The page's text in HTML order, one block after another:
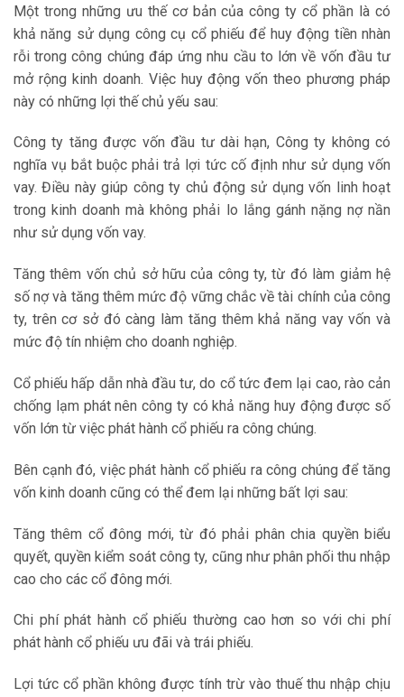
Một trong những ưu thế cơ bản của công ty cổ phần là có
khả năng sử dụng công cụ cổ phiếu để huy động tiền nhàn
rỗi trong công chúng đáp ứng nhu cầu to lớn về vốn đầu tư
mở rộng kinh doanh. Việc huy động vốn theo phương pháp
này có những lợi thế chủ yếu sau:
Công ty tăng được vốn đầu tư dài hạn, Công ty không có
nghĩa vụ bắt buộc phải trả lợi tức cố định như sử dụng vốn
vay. Điều này giúp công ty chủ động sử dụng vốn linh hoạt
trong kinh doanh mà không phải lo lắng gánh nặng nợ nần
như sử dụng vốn vay.
Tăng thêm vốn chủ sở hữu của công ty, từ đó làm giảm hệ
số nợ và tăng thêm mức độ vững chắc về tài chính của công
ty, trên cơ sở đó càng làm tăng thêm khả năng vay vốn và
mức độ tín nhiệm cho doanh nghiệp.
Cổ phiếu hấp dẫn nhà đầu tư, do cổ tức đem lại cao, rào cản
chống lạm phát nên công ty có khả năng huy động được số
vốn lớn từ việc phát hành cổ phiếu ra công chúng.
Bên cạnh đó, việc phát hành cổ phiếu ra công chúng để tăng
vốn kinh doanh cũng có thể đem lại những bất lợi sau:
Tăng thêm cổ đông mới, từ đó phải phân chia quyền biểu
quyết, quyền kiểm soát công ty, cũng như phân phối thu nhập
cao cho các cổ đông mới.
Chi phí phát hành cổ phiếu thường cao hơn so với chi phí
phát hành cổ phiếu ưu đãi và trái phiếu.
Lợi tức cổ phần không được tính trừ vào thuế thu nhập chịu